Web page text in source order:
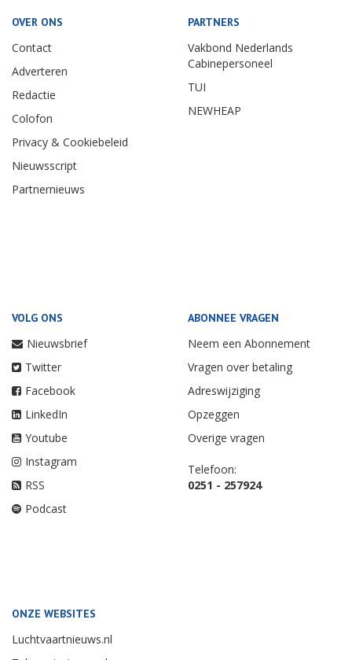
OVER ONS
Contact
Adverteren
Redactie
Colofon
Privacy & Cookiebeleid
Nieuwsscript
Partnernieuws
PARTNERS
Vakbond Nederlands
Cabinepersoneel
TUI
NEWHEAP
VOLG ONS
Nieuwsbrief
Twitter
Facebook
LinkedIn
Youtube
Instagram
RSS
Podcast
ABONNEE VRAGEN
Neem een Abonnement
Vragen over betaling
Adreswijziging
Opzeggen
Overige vragen
Telefoon:
0251 - 257924
ONZE WEBSITES
Luchtvaartnieuws.nl